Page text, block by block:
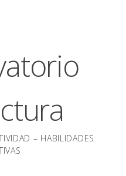
– HABILIDADES